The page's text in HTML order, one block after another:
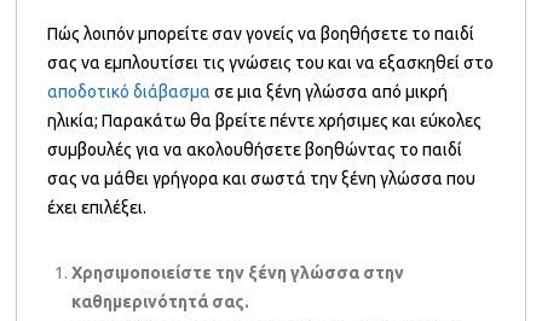
Πώς λοιπόν μπορείτε σαν γονείς να βοηθήσετε το παιδί
σας να εμπλουτίσει τις γνώσεις του και να εξασκηθεί στο
αποδοτικό διάβασμα σε μια ξένη γλώσσα από μικρή
ηλικία; Παρακάτω θα βρείτε πέντε χρήσιμες και εύκολες
συμβουλές για να ακολουθήσετε βοηθώντας το παιδί
σας να μάθει γρήγορα και σωστά την ξένη γλώσσα που
έχει επιλέξει.
Χρησιμοποιείστε την ξένη γλώσσα στην
καθημερινότητά σας.